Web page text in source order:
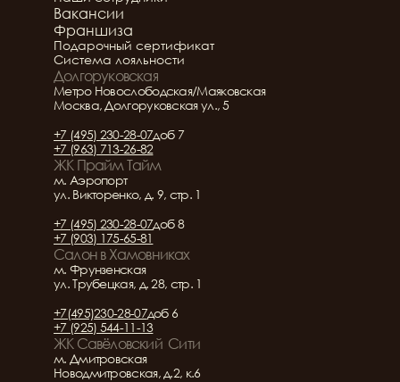
Вакансии
Франшиза
Подарочный сертификат
Система лояльности
Долгоруковская
Метро Новослободская/Маяковская
Москва, Долгоруковская ул., 5
+7 (495) 230-28-07доб 7
+7 (963) 713-26-82
ЖК Прайм Тайм
м. Аэропорт
ул. Викторенко, д. 9, стр. 1
+7 (495) 230-28-07доб 8
+7 (903) 175-65-81
Салон в Хамовниках
м. Фрунзенская
ул. Трубецкая, д. 28, стр. 1
+7(495)230-28-07доб 6
+7 (925) 544-11-13
ЖК Савёловский  Сити
м. Дмитровская
Новодмитровская, д.2, к.6